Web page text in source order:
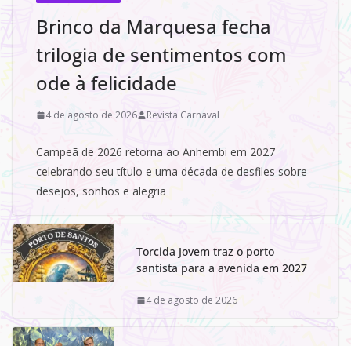
Brinco da Marquesa fecha
trilogia de sentimentos com
ode à felicidade
4 de agosto de 2026 Revista Carnaval
Campeã de 2026 retorna ao Anhembi em 2027
celebrando seu título e uma década de desfiles sobre
desejos, sonhos e alegria
Torcida Jovem traz o porto
santista para a avenida em 2027
4 de agosto de 2026